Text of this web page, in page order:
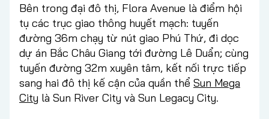
Bên trong đại đô thị, Flora Avenue là điểm hội
tụ các trục giao thông huyết mạch: tuyến
đường 36m chạy từ nút giao Phú Thứ, đi dọc
dự án Bắc Châu Giang tới đường Lê Duẩn; cùng
tuyến đường 32m xuyên tâm, kết nối trực tiếp
sang hai đô thị kế cận của quần thể Sun Mega
City là Sun River City và Sun Legacy City.